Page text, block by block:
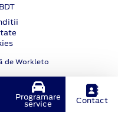
de Workleto
Programare
service Contact